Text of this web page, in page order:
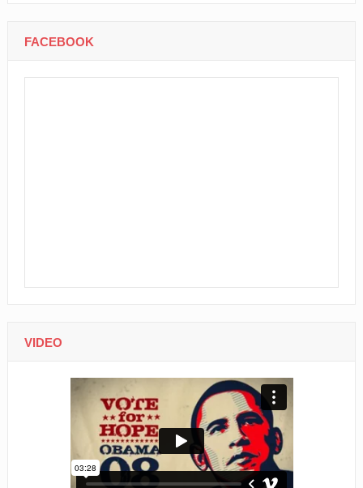
FACEBOOK
VIDEO